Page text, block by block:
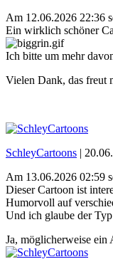
Am 12.06.2026 22:36
Ein wirklich schöner
Ich bitte um mehr
Vielen Dank, das freut
SchleyCartoons |
Am 13.06.2026 02:59
Dieser Cartoon ist
Humorvoll auf
Und ich glaube der
Ja, möglicherweise ein